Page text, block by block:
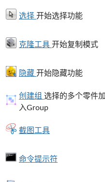
选择 开始选择功能
克隆工具 开始复制模式
隐藏 开始隐藏功能
创建组 选择的多个零件加
入Group
截图工具
命令提示符